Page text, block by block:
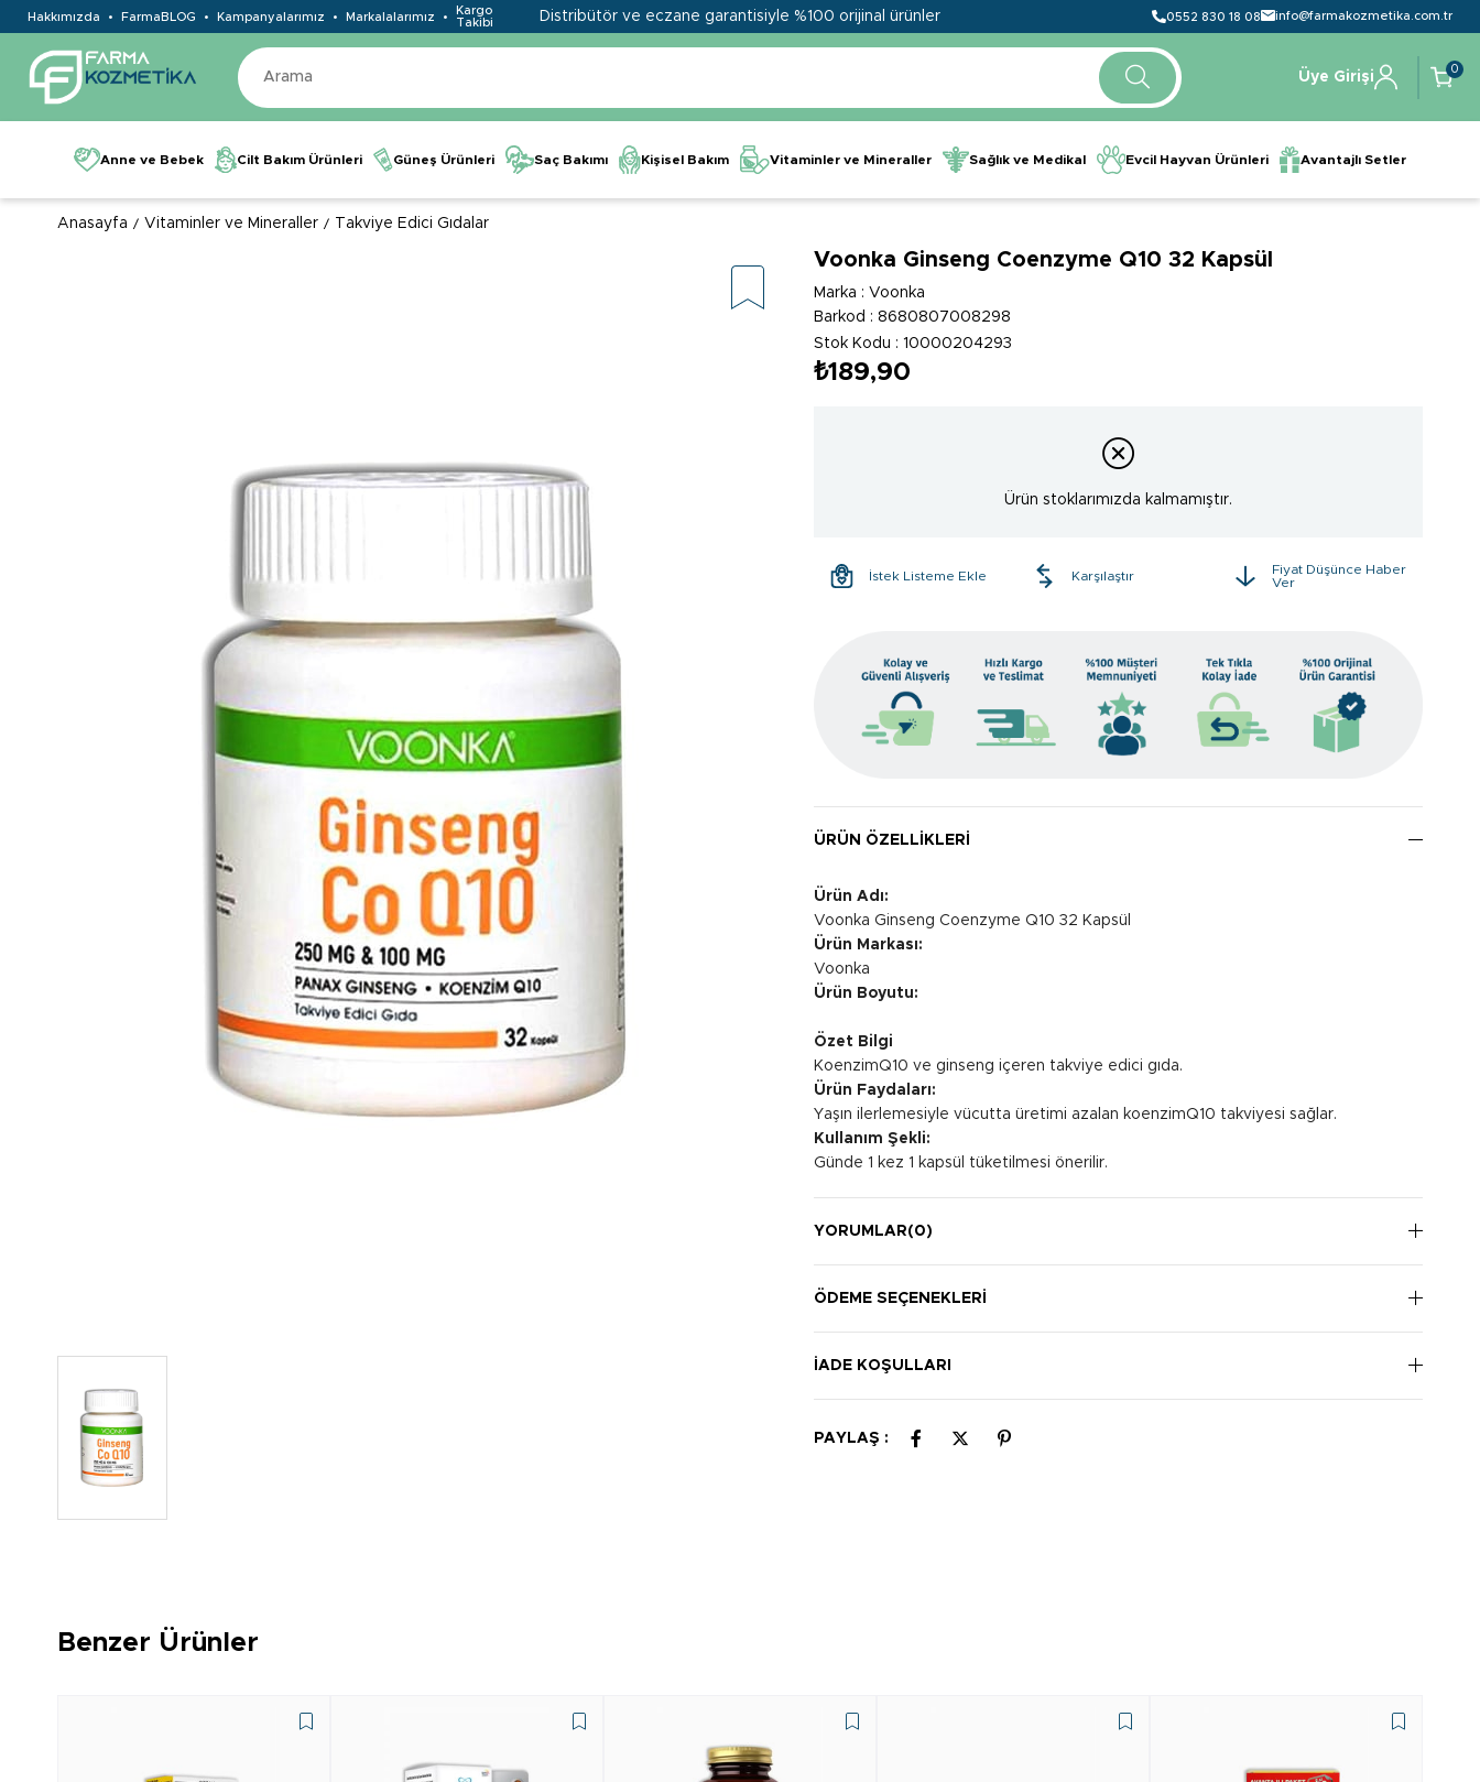
Hakkımızda FarmaBLOG Kampanyalarımız Markalalarımız
Kargo
Takibi
Distribütör ve eczane garantisiyle %100 orijinal ürünler 0552 830 18 08 info@farmakozmetika.com.tr
Üye Girişi
0
Anne ve Bebek Cilt Bakım Ürünleri Güneş Ürünleri Saç Bakımı Kişisel Bakım Vitaminler ve Mineraller Sağlık ve Medikal Evcil Hayvan Ürünleri Avantajlı Setler
Anasayfa Vitaminler ve Mineraller Takviye Edici Gıdalar
Voonka Ginseng Coenzyme Q10 32 Kapsül
Marka : Voonka
Barkod : 8680807008298
Stok Kodu
10000204293
₺189,90
Ürün stoklarımızda kalmamıştır.
İstek Listeme Ekle Karşılaştır
Fiyat Düşünce Haber
Ver
ÜRÜN ÖZELLIKLERI
Ürün Adı:
Voonka Ginseng Coenzyme Q10 32 Kapsül
Ürün Markası:
Voonka
Ürün Boyutu:
Özet Bilgi
KoenzimQ10 ve ginseng içeren takviye edici gıda.
Ürün Faydaları:
Yaşın ilerlemesiyle vücutta üretimi azalan koenzimQ10 takviyesi sağlar.
Kullanım Şekli:
Günde 1 kez 1 kapsül tüketilmesi önerilir.
YORUMLAR(0)
ÖDEME SEÇENEKLERI
İADE KOŞULLARI
PAYLAŞ :
Benzer Ürünler